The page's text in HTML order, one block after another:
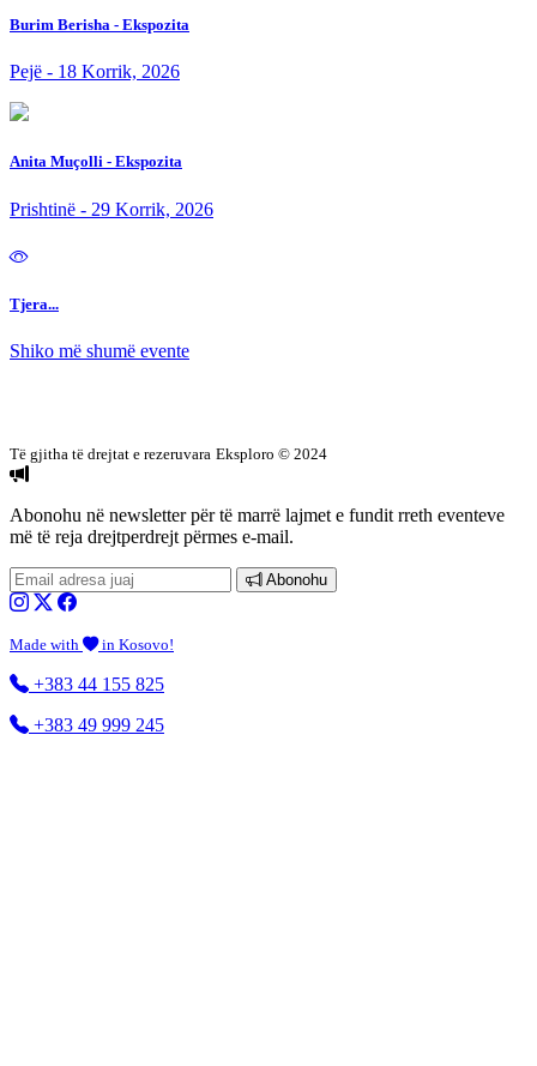
Burim Berisha - Ekspozita
Pejë - 18 Korrik, 2026
Anita Muçolli - Ekspozita
Prishtinë - 29 Korrik, 2026
Tjera...
Shiko më shumë evente
Të gjitha të drejtat e rezeruvara Eksploro © 2024
Abonohu në newsletterpër të marrë lajmet e fundit rreth eventeve
më të reja drejtperdrejt përmes e-mail.
Abonohu
Made with in Kosovo!
+383 44 155 825
+383 49 999 245